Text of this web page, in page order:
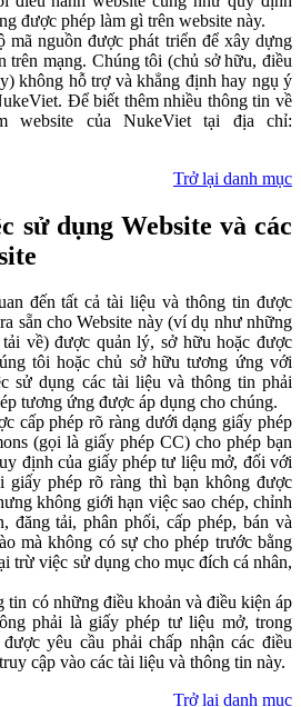
được phép làm gì trên website này.
mã nguồn được phát triển để xây dựng
trên mạng. Chúng tôi (chủ sở hữu, điều
không hỗ trợ và khẳng định hay ngụ ý
Để biết thêm nhiều thông tin về
website của NukeViet tại địa chỉ:
Trở lại danh mục
sử dụng Website và các
đến tất cả tài liệu và thông tin được
sẵn cho Website này (ví dụ như những
về) được quản lý, sở hữu hoặc được
tôi hoặc chủ sở hữu tương ứng với
sử dụng các tài liệu và thông tin phải
tương ứng được áp dụng cho chúng.
cấp phép rõ ràng dưới dạng giấy phép
(gọi là giấy phép CC) cho phép bạn
định của giấy phép tư liệu mở, đối với
giấy phép rõ ràng thì bạn không được
không giới hạn việc sao chép, chỉnh
đăng tải, phân phối, cấp phép, bán và
mà không có sự cho phép trước bằng
trừ việc sử dụng cho mục đích cá nhân,
tin có những điều khoản và điều kiện áp
phải là giấy phép tư liệu mở, trong
yêu cầu phải chấp nhận các điều
cập vào các tài liệu và thông tin này.
Trở lại danh mục